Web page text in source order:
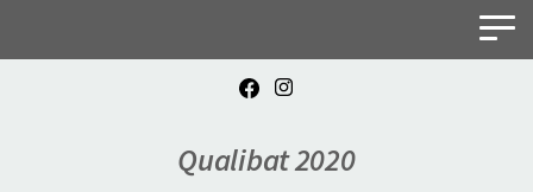
Qualibat 2020